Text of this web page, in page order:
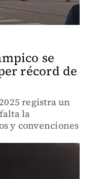
se
récord de
registra un
la
y convenciones